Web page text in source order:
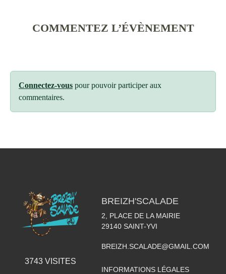
COMMENTEZ L’ÉVÈNEMENT
Connectez-vous pour pouvoir participer aux
commentaires.
3743 VISITES
BREIZH'SCALADE
2, PLACE DE LA MAIRIE
29140 SAINT-YVI
BREIZH.SCALADE@GMAIL.COM
INFORMATIONS LÉGALES